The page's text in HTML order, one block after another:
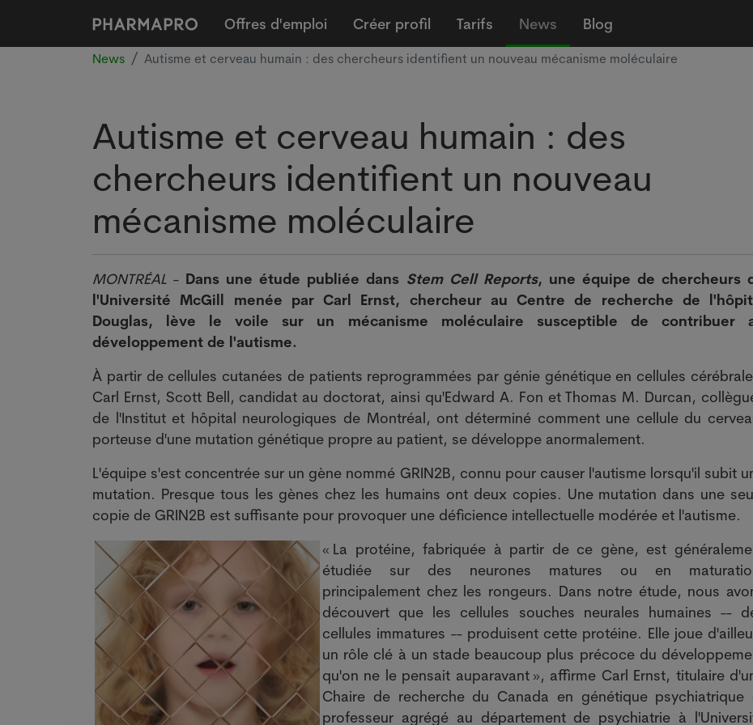
Offres d'emploi Créer profil Tarifs News Blog
News Autisme et cerveau humain : des chercheurs identifient un nouveau mécanisme moléculaire
Autisme et cerveau humain : des
chercheurs identifient un nouveau
mécanisme moléculaire
MONTRÉAL - Dans une étude publiée dans Stem Cell Reports, une équipe de chercheurs
l'Université McGill menée par Carl Ernst, chercheur au Centre de recherche de
Douglas, lève le voile sur un mécanisme moléculaire susceptible de contribuer
développement de l'autisme.
À partir de cellules cutanées de patients reprogrammées par génie génétique en cellules
Carl Ernst, Scott Bell, candidat au doctorat, ainsi qu'Edward A. Fon et Thomas M. Durcan,
de l'Institut et hôpital neurologiques de Montréal, ont déterminé comment une cellule du
porteuse d'une mutation génétique propre au patient, se développe anormalement.
L'équipe s'est concentrée sur un gène nommé GRIN2B, connu pour causer l'autisme lorsqu'il subit
mutation. Presque tous les gènes chez les humains ont deux copies. Une mutation dans une
copie de GRIN2B est suffisante pour provoquer une déficience intellectuelle modérée et l'autisme.
« La protéine, fabriquée à partir de ce gène, est
étudiée sur des neurones matures ou en
principalement chez les rongeurs. Dans notre étude, nous
découvert que les cellules souches neurales humaines --
cellules immatures -- produisent cette protéine. Elle joue
un rôle clé à un stade beaucoup plus précoce du
qu'on ne le pensait auparavant », affirme Carl Ernst, titulaire
Chaire de recherche du Canada en génétique psychiatrique
professeur agrégé au département de psychiatrie à